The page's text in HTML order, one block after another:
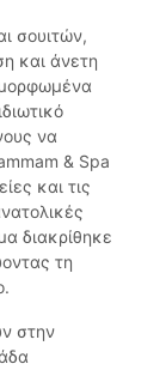
σουιτών,
και άνετη
να
& Spa
και τις
διακρίθηκε
τη
στην